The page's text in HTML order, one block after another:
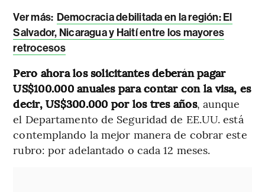
Ver más: Democracia debilitada en la región: El
Salvador, Nicaragua y Haití entre los mayores
retrocesos
Pero ahora los solicitantes deberán pagar
US$100.000 anuales para contar con la visa, es
decir, US$300.000 por los tres años, aunque
el Departamento de Seguridad de EE.UU. está
contemplando la mejor manera de cobrar este
rubro: por adelantado o cada 12 meses.